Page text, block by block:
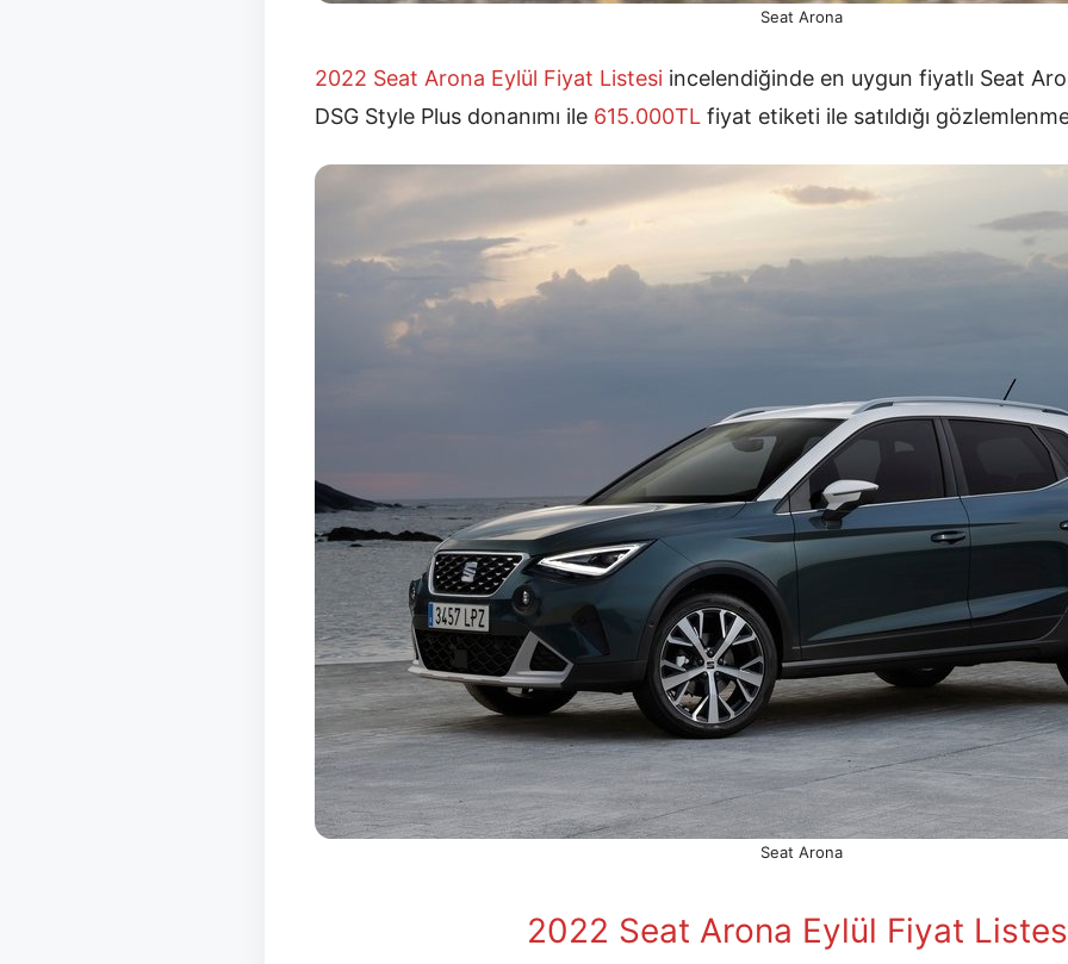
Seat Arona
2022 Seat Arona Eylül Fiyat Listesi incelendiğinde en uygun fiyatlı Seat
DSG Style Plus donanımı ile 615.000TL fiyat etiketi ile satıldığı
Seat Arona
2022 Seat Arona Eylül Fiyat